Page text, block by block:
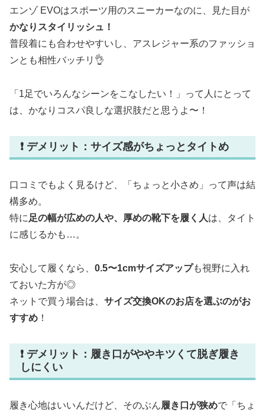
エンゾ EVOはスポーツ用のスニーカーなのに、見た目が
かなりスタイリッシュ！
普段着にも合わせやすいし、アスレジャー系のファッショ
ンとも相性バッチリ👌
「1足でいろんなシーンをこなしたい！」って人にとって
は、かなりコスパ良しな選択肢だと思うよ〜！
❗ デメリット：サイズ感がちょっとタイトめ
口コミでもよく見るけど、「ちょっと小さめ」って声は結
構多め。
特に 足の幅が広めの人や、厚めの靴下を履く人は、タイト
に感じるかも…。
安心して履くなら、 0.5〜1cmサイズアップも視野に入れ
ておいた方が◎
ネットで買う場合は、 サイズ交換OKのお店を選ぶのがお
すすめ ！
❗ デメリット：履き口がややキツくて脱ぎ履き
しにくい
履き心地はいいんだけど、そのぶん履き口が狭めで「ちょ